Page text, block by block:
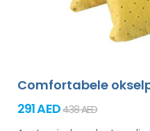
Comfortabele
291 AED438 AED